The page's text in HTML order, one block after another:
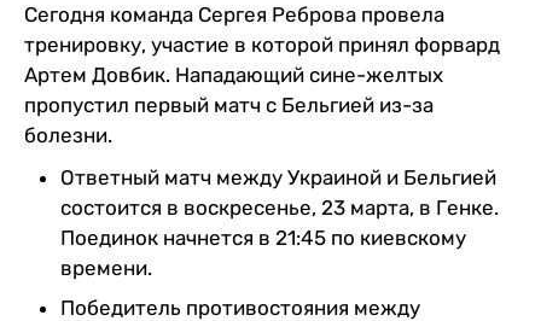
Сегодня команда Сергея Реброва провела
тренировку, участие в которой принял форвард
Артем Довбик. Нападающий сине-желтых
пропустил первый матч с Бельгией из-за
болезни.
Ответный матч между Украиной и Бельгией
состоится в воскресенье, 23 марта, в Генке.
Поединок начнется в 21:45 по киевскому
времени.
Победитель противостояния между